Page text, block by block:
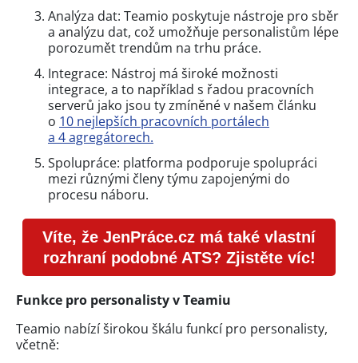
Analýza dat: Teamio poskytuje nástroje pro sběr
a analýzu dat, což umožňuje personalistům lépe
porozumět trendům na trhu práce.
Integrace: Nástroj má široké možnosti
integrace, a to například s řadou pracovních
serverů jako jsou ty zmíněné v našem článku
o 10 nejlepších pracovních portálech
a 4 agregátorech.
Spolupráce: platforma podporuje spolupráci
mezi různými členy týmu zapojenými do
procesu náboru.
Víte, že JenPráce.cz má také vlastní
rozhraní podobné ATS? Zjistěte víc!
Funkce pro personalisty v Teamiu
Teamio nabízí širokou škálu funkcí pro personalisty,
včetně: